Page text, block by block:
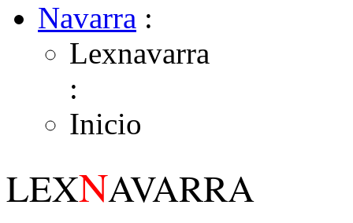
Navarra :
Lexnavarra
:
Inicio
LEXNAVARRA